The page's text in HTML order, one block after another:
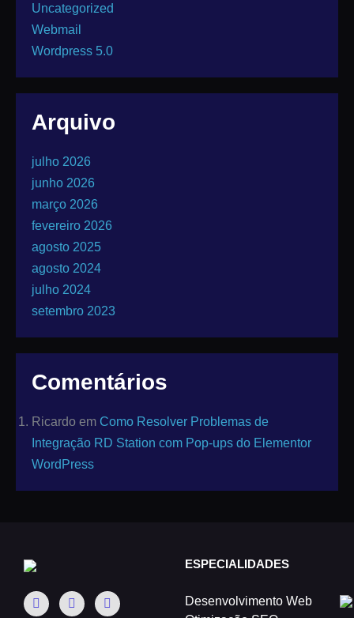
Uncategorized
Webmail
Wordpress 5.0
Arquivo
julho 2026
junho 2026
março 2026
fevereiro 2026
agosto 2025
agosto 2024
julho 2024
setembro 2023
Comentários
Ricardo em Como Resolver Problemas de
Integração RD Station com Pop-ups do Elementor
WordPress
ESPECIALIDADES
Desenvolvimento Web